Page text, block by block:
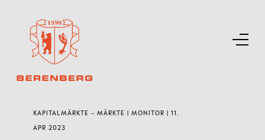
KAPITALMÄRKTE - MÄRKTE | MONITOR | 11.
APR 2023